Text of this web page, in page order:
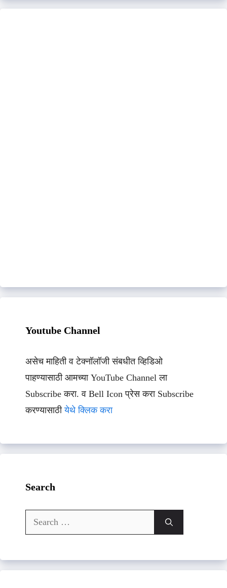
Youtube Channel
असेच माहिती व टेक्नॉलॉजी संबधीत व्हिडिओ
पाहण्यासाठी आमच्या YouTube Channel ला
Subscribe करा. व Bell Icon प्रेस करा Subscribe
करण्यासाठीयेथे क्लिक करा
Search
Search
for: